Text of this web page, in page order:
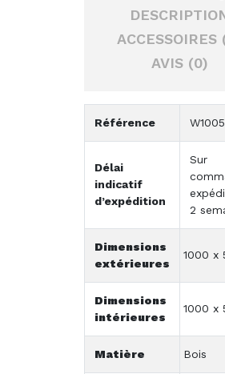
ACCESSOIRES
AVIS (0)
Référence
Délai
indicatif
d’expédition
Sur
2
Dimensions
extérieures
1000 x
Dimensions
intérieures
1000 x
Matière Bois